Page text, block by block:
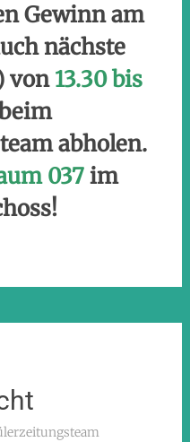
Gewinn am
nächste
von13.30 bis
abholen.
037im